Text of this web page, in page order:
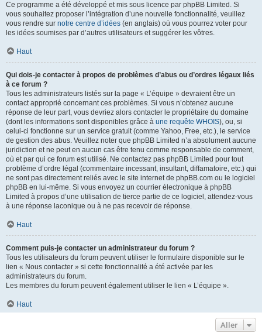
Ce programme a été développé et mis sous licence par phpBB Limited. Si
vous souhaitez proposer l’intégration d’une nouvelle fonctionnalité, veuillez
vous rendre sur notre centre d’idées (en anglais) où vous pourrez voter pour
les idées soumises par d’autres utilisateurs et suggérer les vôtres.
Haut
Qui dois-je contacter à propos de problèmes d’abus ou d’ordres légaux liés
à ce forum ?
Tous les administrateurs listés sur la page « L’équipe » devraient être un
contact approprié concernant ces problèmes. Si vous n’obtenez aucune
réponse de leur part, vous devriez alors contacter le propriétaire du domaine
(dont les informations sont disponibles grâce à une requête WHOIS), ou, si
celui-ci fonctionne sur un service gratuit (comme Yahoo, Free, etc.), le service
de gestion des abus. Veuillez noter que phpBB Limited n’a absolument aucune
juridiction et ne peut en aucun cas être tenu comme responsable de comment,
où et par qui ce forum est utilisé. Ne contactez pas phpBB Limited pour tout
problème d’ordre légal (commentaire incessant, insultant, diffamatoire, etc.) qui
ne sont pas directement reliés avec le site internet de phpBB.com ou le logiciel
phpBB en lui-même. Si vous envoyez un courrier électronique à phpBB
Limited à propos d’une utilisation de tierce partie de ce logiciel, attendez-vous
à une réponse laconique ou à ne pas recevoir de réponse.
Haut
Comment puis-je contacter un administrateur du forum ?
Tous les utilisateurs du forum peuvent utiliser le formulaire disponible sur le
lien « Nous contacter » si cette fonctionnalité a été activée par les
administrateurs du forum.
Les membres du forum peuvent également utiliser le lien « L’équipe ».
Haut
Aller